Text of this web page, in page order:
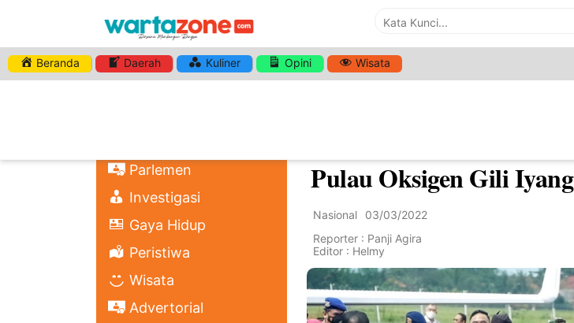
Beranda Daerah Kuliner Opini Wisata
Parlemen
Investigasi
Gaya Hidup
Peristiwa
Wisata
Advertorial
Home > Nasional
Pulau Oksigen Gili Iyang
Nasional 03/03/2022
Reporter : Panji Agira
Editor : Helmy